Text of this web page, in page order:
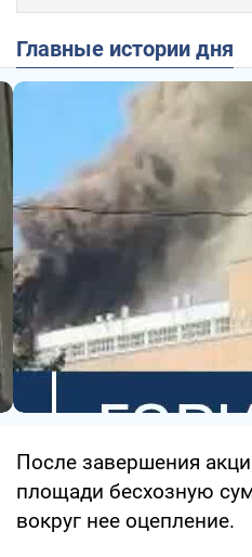
Главные истории дня
После завершения
площади бесхозную
вокруг нее оцепление.